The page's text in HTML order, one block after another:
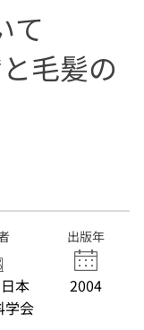
て
毛髪の
本
学会
出版年
2004